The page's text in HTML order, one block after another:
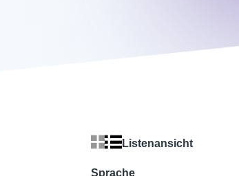
Listenansicht
Sprache